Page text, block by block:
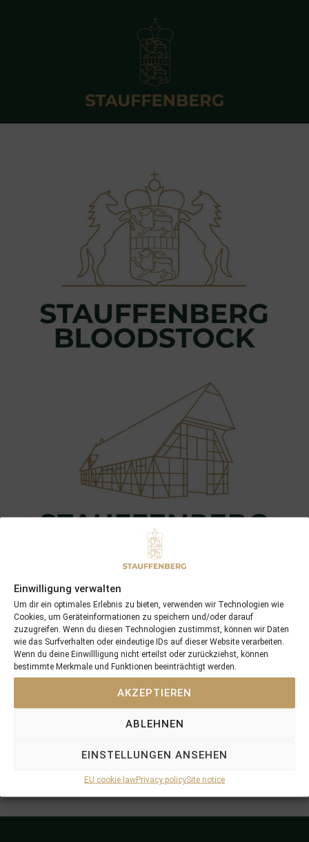
Einwilligung verwalten
Um dir ein optimales Erlebnis zu bieten, verwenden wir Technologien wie
Cookies, um Geräteinformationen zu speichern und/oder darauf
zuzugreifen. Wenn du diesen Technologien zustimmst, können wir Daten
wie das Surfverhalten oder eindeutige IDs auf dieser Website verarbeiten.
Wenn du deine Einwillligung nicht erteilst oder zurückziehst, können
bestimmte Merkmale und Funktionen beeinträchtigt werden.
AKZEPTIEREN
ABLEHNEN
EINSTELLUNGEN ANSEHEN
EU cookie lawPrivacy policySite notice